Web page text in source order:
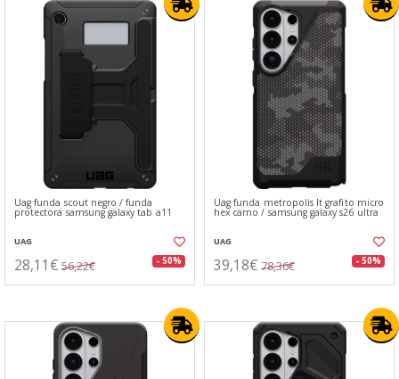
Uag funda scout negro / funda
protectora samsung galaxy tab a11
UAG
28,11€ 56,22€ - 50%
Uag funda metropolis lt grafito micro
hex camo / samsung galaxy s26 ultra
UAG
39,18€ 78,36€ - 50%